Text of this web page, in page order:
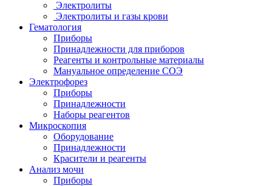
Электролиты
Электролиты и газы крови
Гематология
Приборы
Принадлежности для приборов
Реагенты и контрольные материалы
Мануальное определение СОЭ
Электрофорез
Приборы
Принадлежности
Наборы реагентов
Микроскопия
Оборудование
Принадлежности
Красители и реагенты
Анализ мочи
Приборы